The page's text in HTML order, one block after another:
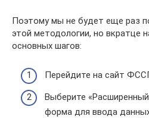
Поэтому мы не будет еще раз
этой методологии, но вкратце
основных шагов:
Перейдите на сайт
Выберите
форма для ввода